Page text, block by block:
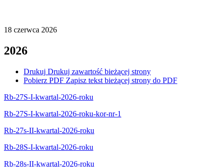
18 czerwca 2026
2026
Drukuj Drukuj zawartość bieżącej strony
Pobierz PDF Zapisz tekst bieżącej strony do PDF
Rb-27S-I-kwartal-2026-roku
Rb-27S-I-kwartal-2026-roku-kor-nr-1
Rb-27s-II-kwartal-2026-roku
Rb-28S-I-kwartal-2026-roku
Rb-28s-II-kwartal-2026-roku